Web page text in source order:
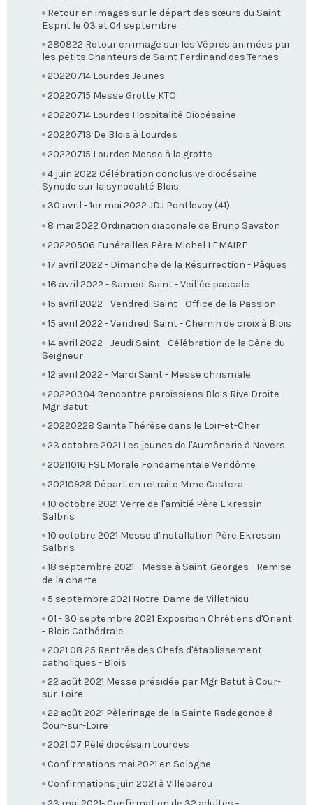
Retour en images sur le départ des sœurs du Saint-
Esprit le 03 et 04 septembre
280822 Retour en image sur les Vêpres animées par
les petits Chanteurs de Saint Ferdinand des Ternes
20220714 Lourdes Jeunes
20220715 Messe Grotte KTO
20220714 Lourdes Hospitalité Diocésaine
20220713 De Blois à Lourdes
20220715 Lourdes Messe à la grotte
4 juin 2022 Célébration conclusive diocésaine
Synode sur la synodalité Blois
30 avril - 1er mai 2022 JDJ Pontlevoy (41)
8 mai 2022 Ordination diaconale de Bruno Savaton
20220506 Funérailles Père Michel LEMAIRE
17 avril 2022 - Dimanche de la Résurrection - Pâques
16 avril 2022 - Samedi Saint - Veillée pascale
15 avril 2022 - Vendredi Saint - Office de la Passion
15 avril 2022 - Vendredi Saint - Chemin de croix à Blois
14 avril 2022 - Jeudi Saint - Célébration de la Cène du
Seigneur
12 avril 2022 - Mardi Saint - Messe chrismale
20220304 Rencontre paroissiens Blois Rive Droite -
Mgr Batut
20220228 Sainte Thérèse dans le Loir-et-Cher
23 octobre 2021 Les jeunes de l'Aumônerie à Nevers
20211016 FSL Morale Fondamentale Vendôme
20210928 Départ en retraite Mme Castera
10 octobre 2021 Verre de l'amitié Père Ekressin
Salbris
10 octobre 2021 Messe d'installation Père Ekressin
Salbris
18 septembre 2021 - Messe à Saint-Georges - Remise
de la charte -
5 septembre 2021 Notre-Dame de Villethiou
01 - 30 septembre 2021 Exposition Chrétiens d'Orient
- Blois Cathédrale
2021 08 25 Rentrée des Chefs d'établissement
catholiques - Blois
22 août 2021 Messe présidée par Mgr Batut à Cour-
sur-Loire
22 août 2021 Pèlerinage de la Sainte Radegonde à
Cour-sur-Loire
2021 07 Pélé diocésain Lourdes
Confirmations mai 2021 en Sologne
Confirmations juin 2021 à Villebarou